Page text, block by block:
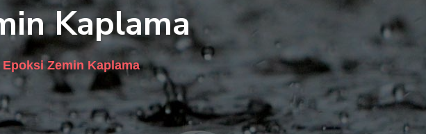
Kaplama
Epoksi Zemin Kaplama